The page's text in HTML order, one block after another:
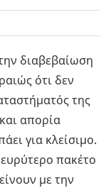
διαβεβαίωση
ότι δεν
της
απορία
για κλείσιμο.
πακέτο
με την